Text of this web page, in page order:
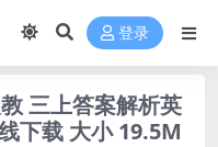
登录
三上答案解析英
下载 大小 19.5M